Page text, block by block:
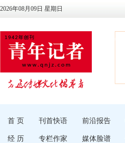
2026年08月09日 星期日
首 页 刊首快语 前沿报告
经 历 专栏作家 媒体脸谱